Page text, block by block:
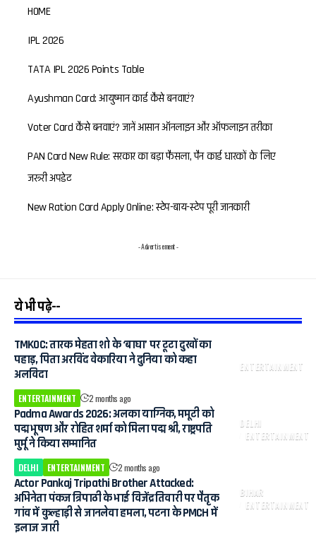
HOME
IPL 2026
TATA IPL 2026 Points Table
Ayushman Card: आयुष्मान कार्ड कैसे बनवाएं?
Voter Card कैसे बनवाएं? जानें आसान ऑनलाइन और ऑफलाइन तरीका
PAN Card New Rule: सरकार का बड़ा फैसला, पैन कार्ड धारकों के लिए
जरूरी अपडेट
New Ration Card Apply Online: स्टेप-बाय-स्टेप पूरी जानकारी
- Advertisement -
ये भी पढ़े--
ENTERTAINMENT
TMKOC: तारक मेहता शो के ‘बाघा’ पर टूटा दुखों का
पहाड़, पिता अरविंद वेकारिया ने दुनिया को कहा
अलविदा
ENTERTAINMENT 2 months ago
DELHI
ENTERTAINMENT
Padma Awards 2026: अलका याग्निक, ममूटी को
पद्म भूषण और रोहित शर्मा को मिला पद्म श्री, राष्ट्रपति
मुर्मू ने किया सम्मानित
DELHI ENTERTAINMENT 2 months ago
BIHAR
ENTERTAINMENT
Actor Pankaj Tripathi Brother Attacked:
अभिनेता पंकज त्रिपाठी के भाई विजेंद्र तिवारी पर पैतृक
गांव में कुल्हाड़ी से जानलेवा हमला, पटना के PMCH में
इलाज जारी